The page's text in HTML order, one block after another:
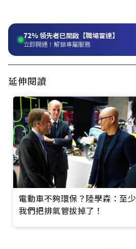
72%領先者已開啟【職場雷達】
立即開通！解鎖專屬服務
延伸閱讀
電動車不夠環保？陸學森：至少
我們把排氣管拔掉了！